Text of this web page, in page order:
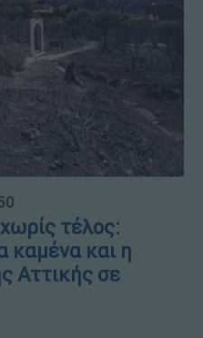
τέλος:
καμένα και η
Αττικής σε